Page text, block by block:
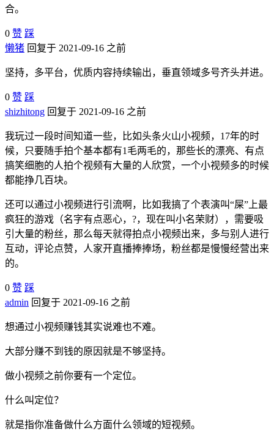
合。
0 赞 踩
懒猪 回复于 2021-09-16 之前
坚持，多平台，优质内容持续输出，垂直领域多号齐头并进。
0 赞 踩
shizhitong 回复于 2021-09-16 之前
我玩过一段时间知道一些，比如头条火山小视频，17年的时
候，只要随手拍个基本都有1毛两毛的，那些长的漂亮、有点
搞笑细胞的人拍个视频有大量的人欣赏，一个小视频多的时候
都能挣几百块。
还可以通过小视频进行引流啊，比如我搞了个表演叫“屎”上最
疯狂的游戏（名字有点恶心，?，现在叫小名荣财），需要吸
引大量的粉丝，那么每天就得拍点小视频出来，多与别人进行
互动，评论点赞，人家开直播捧捧场，粉丝都是慢慢经营出来
的。
0 赞 踩
admin 回复于 2021-09-16 之前
想通过小视频赚钱其实说难也不难。
大部分赚不到钱的原因就是不够坚持。
做小视频之前你要有一个定位。
什么叫定位？
就是指你准备做什么方面什么领域的短视频。